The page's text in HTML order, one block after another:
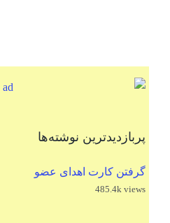
پربازدیدترین نوشته‌ها
گرفتن کارت اهدای عضو
485.4k views